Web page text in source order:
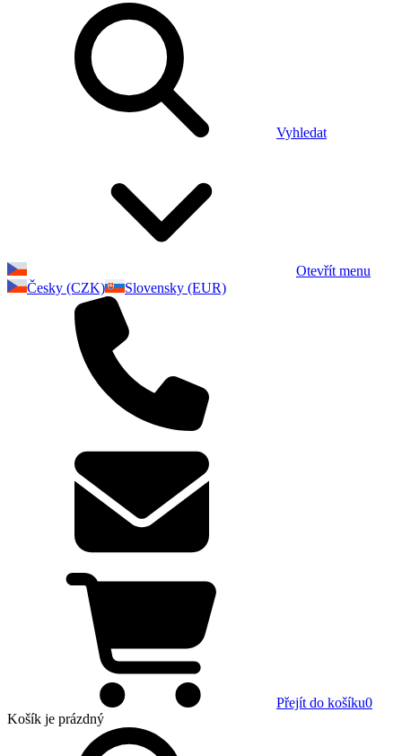
Vyhledat
Otevřít menu
Česky (CZK)
Slovensky (EUR)
Přejít do košíku0
Košík je prázdný